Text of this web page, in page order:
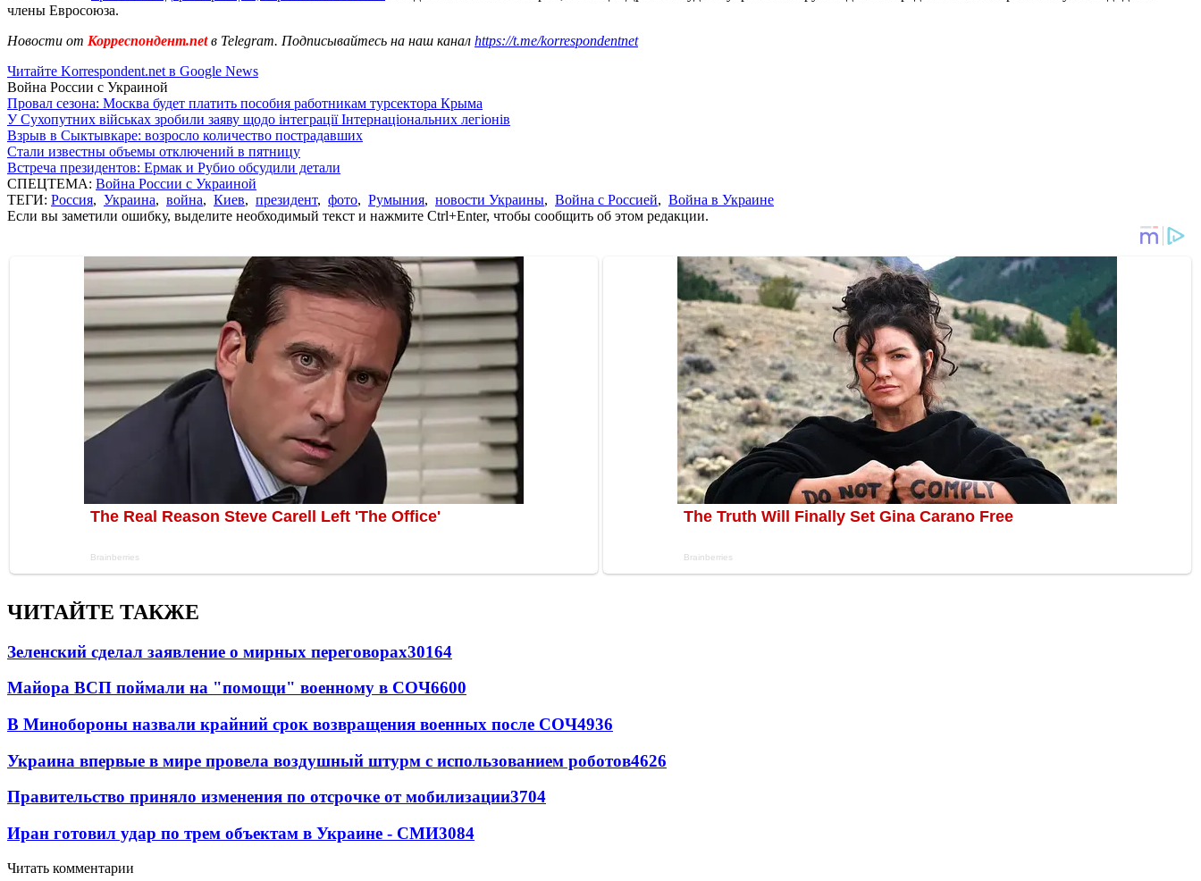
члены Евросоюза.
Новости от Корреспондент.netв Telegram. Подписывайтесь на наш канал https://t.me/korrespondentnet
Читайте Korrespondent.net в Google News
Война России с Украиной
Провал сезона: Москва будет платить пособия работникам турсектора Крыма
У Сухопутних військах зробили заяву щодо інтеграції Інтернаціональних легіонів
Взрыв в Сыктывкаре: возросло количество пострадавших
Стали известны объемы отключений в пятницу
Встреча президентов: Ермак и Рубио обсудили детали
СПЕЦТЕМА: Война России с Украиной
ТЕГИ: Россия, Украина, война, Киев, президент, фото, Румыния, новости Украины, Война с Россией, Война в Украине
Если вы заметили ошибку, выделите необходимый текст и нажмите Ctrl+Enter, чтобы сообщить об этом редакции.
ЧИТАЙТЕ ТАКЖЕ
Зеленский сделал заявление о мирных переговорах30164
Майора ВСП поймали на "помощи" военному в СОЧ6600
В Минобороны назвали крайний срок возвращения военных после СОЧ4936
Украина впервые в мире провела воздушный штурм с использованием роботов4626
Правительство приняло изменения по отсрочке от мобилизации3704
Иран готовил удар по трем объектам в Украине - СМИ3084
Читать комментарии